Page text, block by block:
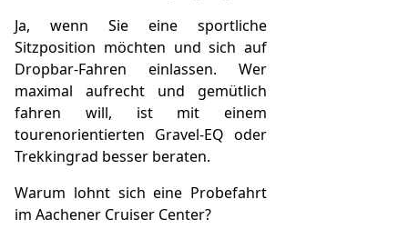
Ja, wenn Sie eine sportliche
Sitzposition möchten und sich auf
Dropbar-Fahren einlassen. Wer
maximal aufrecht und gemütlich
fahren will, ist mit einem
tourenorientierten Gravel-EQ oder
Trekkingrad besser beraten.
Warum lohnt sich eine Probefahrt
im Aachener Cruiser Center?